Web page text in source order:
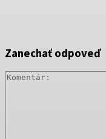
Zanechať odpoveď